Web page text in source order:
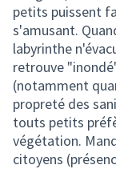
petits puissent
s'amusant.
labyrinthe
retrouve
(notamment
propreté des
touts petits
végétation.
citoyens